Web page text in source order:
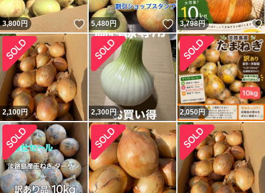
3,800円 いいね！
5,480円 いいね！
3,798円
2,100円 2,300円 2,050円